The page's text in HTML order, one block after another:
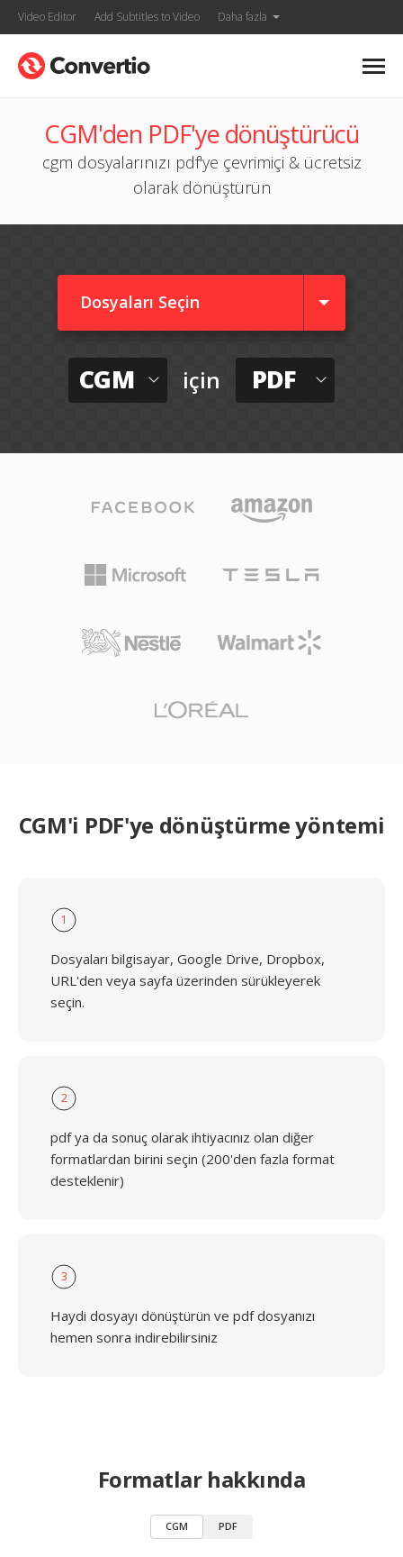
Video Editor Add Subtitles to Video Daha fazla
CGM'den PDF'ye dönüştürücü
cgm dosyalarınızı pdf'ye çevrimiçi & ücretsiz
olarak dönüştürün
Dosyaları Seçin
CGM için PDF
CGM'i PDF'ye dönüştürme yöntemi
1
Dosyaları bilgisayar, Google Drive, Dropbox,
URL'den veya sayfa üzerinden sürükleyerek
seçin.
2
pdf ya da sonuç olarak ihtiyacınız olan diğer
formatlardan birini seçin (200'den fazla format
desteklenir)
3
Haydi dosyayı dönüştürün ve pdf dosyanızı
hemen sonra indirebilirsiniz
Formatlar hakkında
CGM PDF